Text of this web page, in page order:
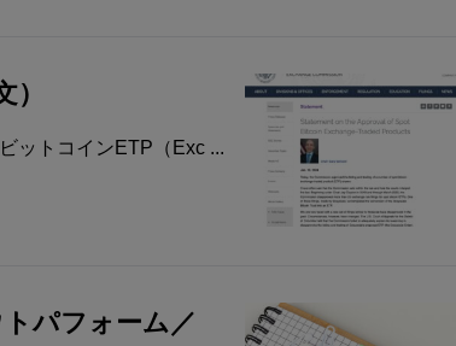
ットコインETP（Exc ...
パフォーム／